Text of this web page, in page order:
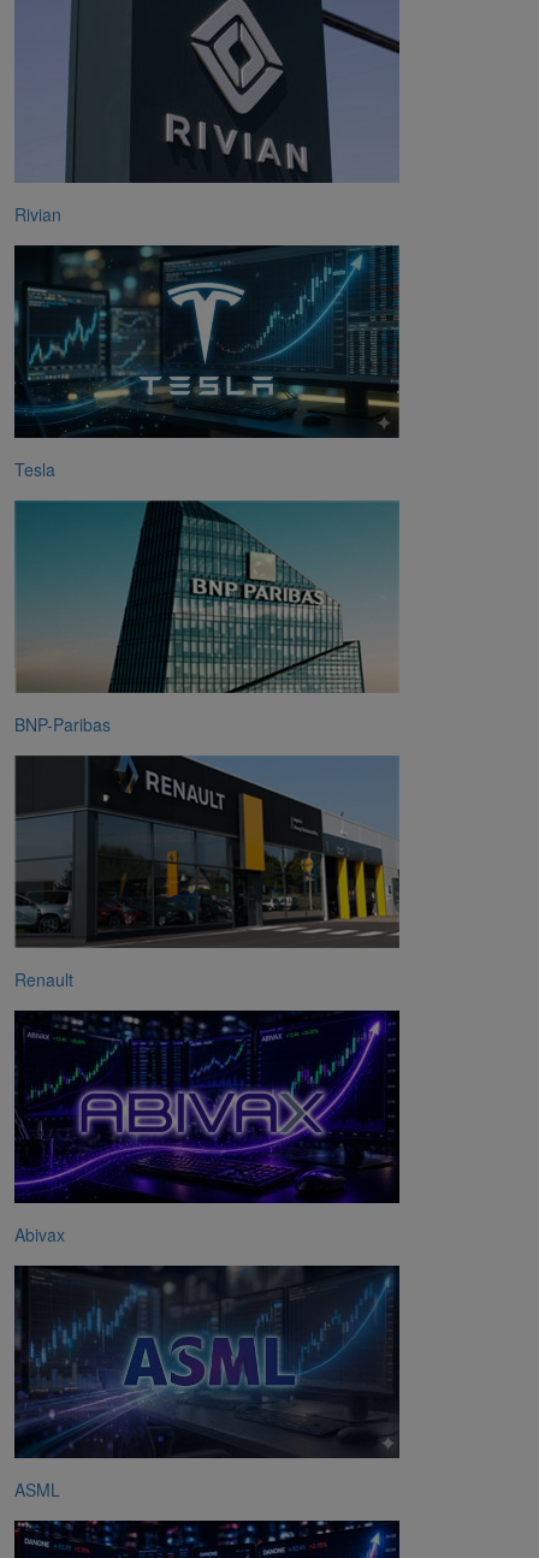
Rivian
Tesla
BNP-Paribas
Renault
Abivax
ASML